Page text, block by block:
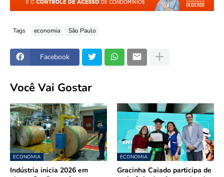
Tags economia São Paulo
Facebook
Você Vai Gostar
ECONOMIA
Indústria inicia 2026 em
ECONOMIA
Gracinha Caiado participa de